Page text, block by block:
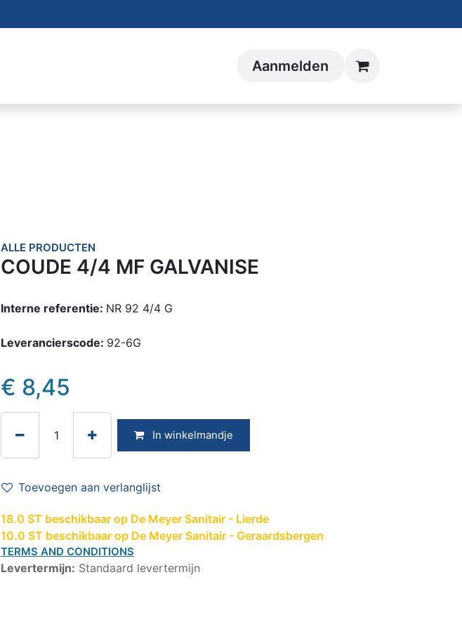
Aanmelden
ALLE PRODUCTEN
COUDE 4/4 MF GALVANISE
Interne referentie: NR 92 4/4 G
Leverancierscode: 92-6G
€ 8,45
In winkelmandje
Toevoegen aan verlanglijst
18.0 ST beschikbaar op De Meyer Sanitair - Lierde
10.0 ST beschikbaar op De Meyer Sanitair - Geraardsbergen
TERMS AND CONDITIONS
Levertermijn: Standaard levertermijn